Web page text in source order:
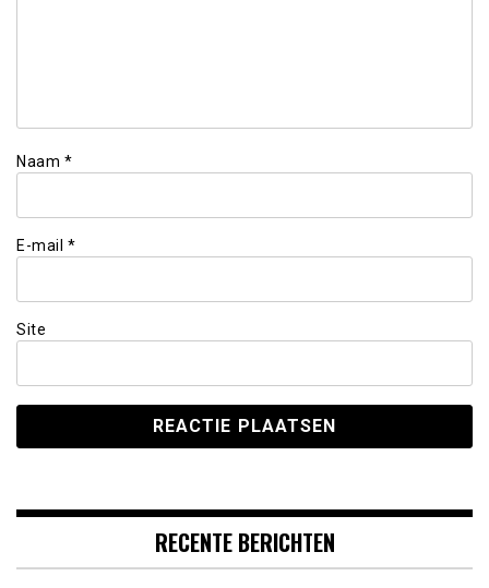
Naam *
E-mail *
Site
RECENTE BERICHTEN